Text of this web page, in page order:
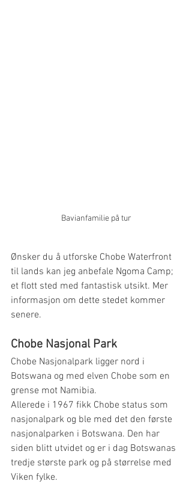
Bavianfamilie på tur
Ønsker du å utforske Chobe Waterfront
til lands kan jeg anbefale Ngoma Camp;
et flott sted med fantastisk utsikt. Mer
informasjon om dette stedet kommer
senere.
Chobe Nasjonal Park
Chobe Nasjonalpark ligger nord i
Botswana og med elven Chobe som en
grense mot Namibia.
Allerede i 1967 fikk Chobe status som
nasjonalpark og ble med det den første
nasjonalparken i Botswana. Den har
siden blitt utvidet og er i dag Botswanas
tredje største park og på størrelse med
Viken fylke.